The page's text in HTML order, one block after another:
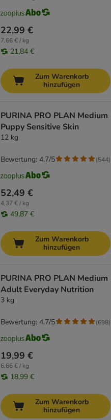
22,99 €
7,66 € / kg
21,84 €
Zum Warenkorb
hinzufügen
PURINA PRO PLAN Medium
Puppy Sensitive Skin
12 kg
52,49 €
4,37 € / kg
49,87 €
Bewertung: 4.7/5 (544)
Zum Warenkorb
hinzufügen
PURINA PRO PLAN Medium
Adult Everyday Nutrition
3 kg
19,99 €
6,66 € / kg
18,99 €
Bewertung: 4.7/5 (698)
Zum Warenkorb
hinzufügen